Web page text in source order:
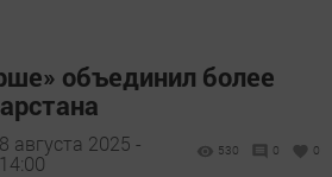
объединил более
8 августа 2025 -
14:00
530 0 0